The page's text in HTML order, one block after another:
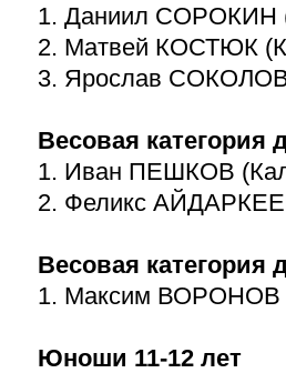
1. Даниил СОРОКИН
2. Матвей КОСТЮК
3. Ярослав СОКОЛОВ
Весовая категория
1. Иван ПЕШКОВ
2. Феликс
Весовая категория
1. Максим ВОРОНОВ
Юноши 11-12 лет